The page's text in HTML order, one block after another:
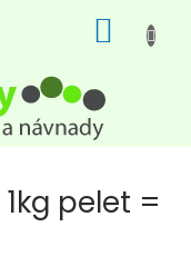
KOŠÍK
1kg pelet =